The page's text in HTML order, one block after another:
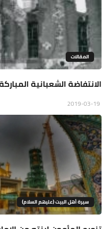
المقالات
الانتفاضة الشعبانية
سيرة أهل البيت (عليهم السلام)